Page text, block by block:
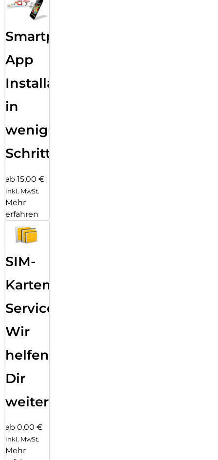
Smartphone
App
Installation
in
wenigen
Schritten
ab 15,00 €
inkl. MwSt.
Mehr
erfahren
SIM-
Karten
Service:
Wir
helfen
Dir
weiter
ab 0,00 €
inkl. MwSt.
Mehr